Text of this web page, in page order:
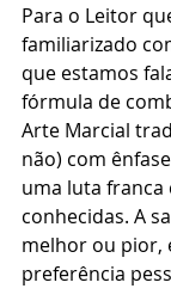
Para o Leitor
familiarizado
que estamos
fórmula de
Arte Marcial
não) com
uma luta franca
conhecidas. A
melhor ou pior,
preferência